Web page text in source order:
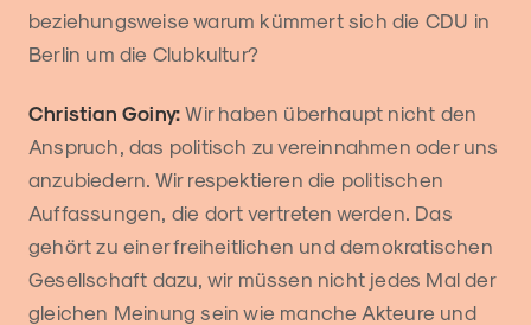
beziehungsweise warum kümmert sich die CDU in
Berlin um die Clubkultur?
Christian Goiny:Wir haben überhaupt nicht den
Anspruch, das politisch zu vereinnahmen oder uns
anzubiedern. Wir respektieren die politischen
Auffassungen, die dort vertreten werden. Das
gehört zu einer freiheitlichen und demokratischen
Gesellschaft dazu, wir müssen nicht jedes Mal der
gleichen Meinung sein wie manche Akteure und